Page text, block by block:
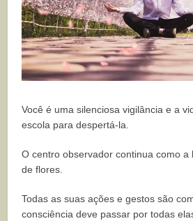
Você é uma silenciosa vigilância e a
escola para despertá-la.
O centro observador continua como a
de flores.
Todas as suas ações e gestos são
consciência deve passar por todas